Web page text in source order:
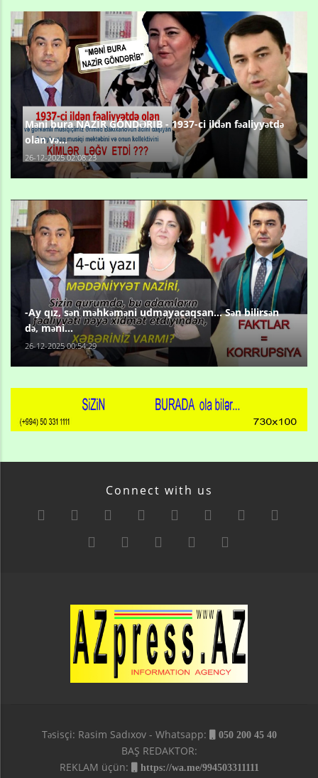
Məni bura NAZİR GÖNDƏRİB - 1937-ci ildən fəaliyyətdə
olan və...
26-12-2025 02:08:23
-Ay qız, sən məhkəməni udmayacaqsan... Sən bilirsən
də, məni...
26-12-2025 00:54:29
Connect with us
Təsisçi: Rasim Sadıxov - Whatsapp: 050 200 45 40
BAŞ REDAKTOR:
REKLAM üçün:
https://wa.me/994503311111